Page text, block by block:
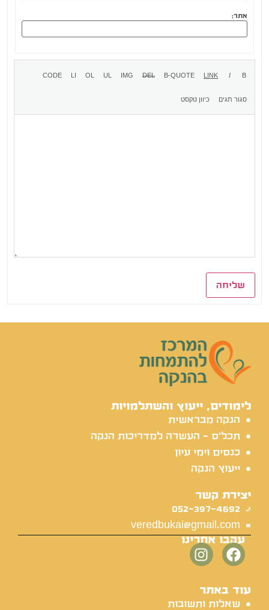
אתר:
שליחה
לימודים, ייעוץ והשתלמויות
הנקה מבראשית
תכל'ס - העשרה למדריכות הנקה
כנסים וימי עיון
ייעוץ הנקה
יצירת קשר
052-397-4692
veredbukai@gmail.com
עקבו אחרינו
עוד באתר
שאלות ותשובות